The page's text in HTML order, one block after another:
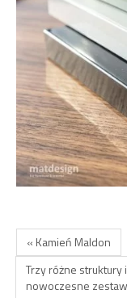
« Kamień Maldon
Trzy różne
nowoczesne